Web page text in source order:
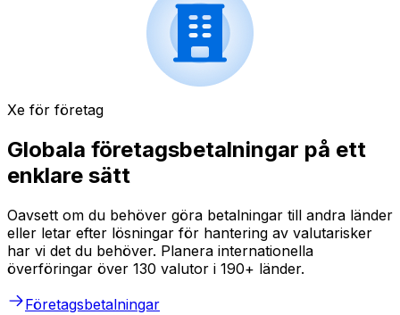
Xe för företag
Globala företagsbetalningar på ett
enklare sätt
Oavsett om du behöver göra betalningar till andra länder
eller letar efter lösningar för hantering av valutarisker
har vi det du behöver. Planera internationella
överföringar över 130 valutor i 190+ länder.
Företagsbetalningar